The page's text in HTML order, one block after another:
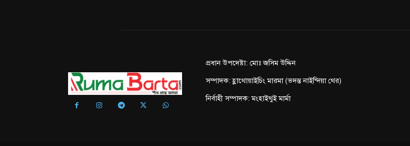
প্রধান উপদেষ্টা: মোঃ জসিম উদ্দিন
সম্পাদক: হ্লাথোয়াইচিং মারমা (ভদন্ত নাইন্দিয়া থের)
নির্বাহী সম্পাদক: মংহাইথুই মার্মা